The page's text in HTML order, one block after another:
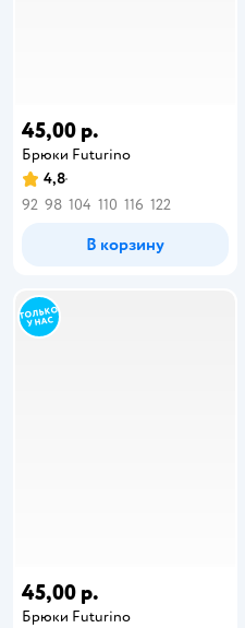
45,00 р.
Брюки Futurino
4,8
92 98 104 110 116 122
В корзину
45,00 р.
Брюки Futurino